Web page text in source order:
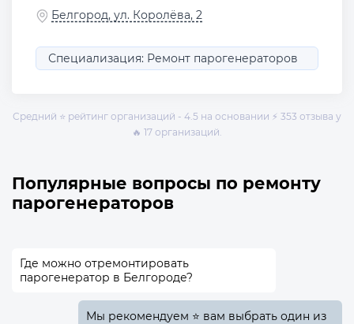
Белгород, ул. Королёва, 2
Специализация: Ремонт парогенераторов
Средний ⭐ рейтинг организаций - 4.5 на основании ⚡ 353 отзыва у
🔥 17 организаций.
Популярные вопросы по ремонту
парогенераторов
Где можно отремонтировать
парогенератор в Белгороде?
Мы рекомендуем ⭐ вам выбрать один из